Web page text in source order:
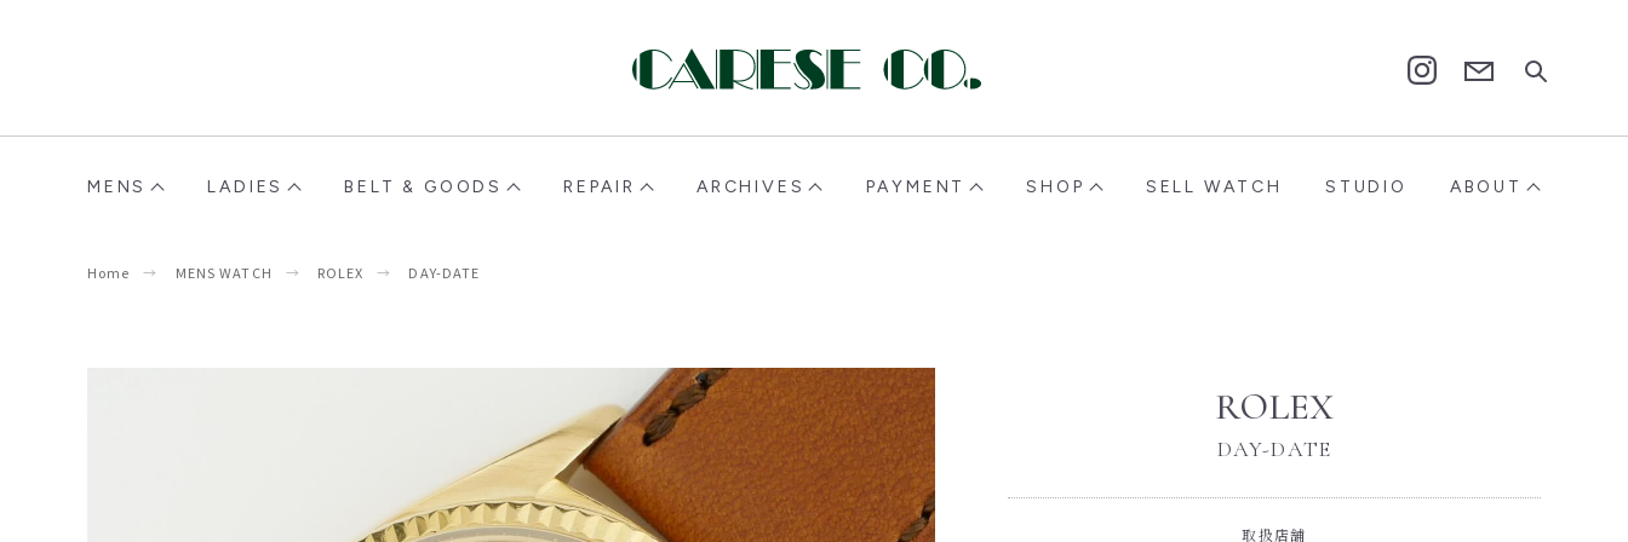
MENS LADIES BELT & GOODS REPAIR ARCHIVES PAYMENT SHOP SELL WATCH STUDIO ABOUT
Home MENS WATCH ROLEX DAY-DATE
ROLEX
DAY-DATE
取扱店舗